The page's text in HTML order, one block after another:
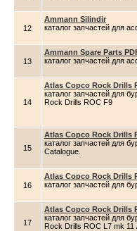
12
Ammann Silindir
каталог запчастей для
13
Ammann Spare Parts
каталог запчастей для
14
Atlas Copco Rock Drills
каталог запчастей для
Rock Drills ROC F9
15
Atlas Copco Rock Drills
каталог запчастей для
Catalogue.
16
Atlas Copco Rock Drills
каталог запчастей для
17
Atlas Copco Rock Drills
каталог запчастей для
Rock Drills ROC L7 mk